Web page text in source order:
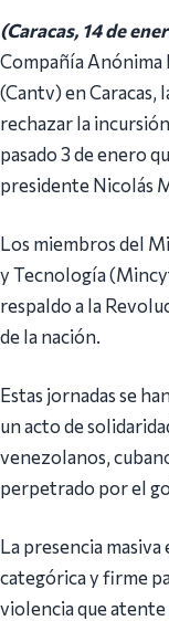
(Caracas, 14 de
Compañía Anónima
(Cantv) en Caracas,
rechazar la
pasado 3 de enero
presidente Nicolás
Los miembros del
y Tecnología
respaldo a la
de la nación.
Estas jornadas se
un acto de
venezolanos,
perpetrado por el
La presencia masiva
categórica y firme
violencia que atente